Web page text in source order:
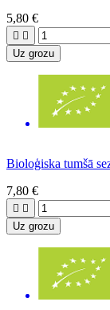
5,80 €
 
Uz grozu
Bioloģiska tumšā
7,80 €
 
Uz grozu